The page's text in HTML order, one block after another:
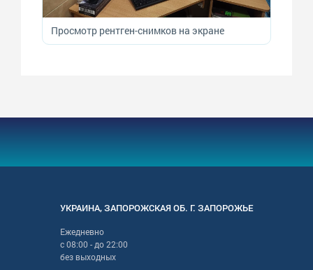
Просмотр рентген-снимков на экране
УКРАИНА,ЗАПОРОЖСКАЯОБ. Г. ЗАПОРОЖЬЕ
Ежедневно
с08:00 - до22:00
без выходных